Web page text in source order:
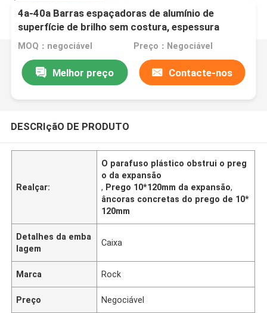
4a-40a Barras espaçadoras de alumínio de
superfície de brilho sem costura, espessura
múltipla, tamanho completo, para vidros duplos
MOQ：negociável Preço：Negociável
Melhor preço Contacte-nos
DESCRIçãO DE PRODUTO
Realçar:
O parafuso plástico obstrui o preg
o da expansão
, Prego 10*120mm da expansão,
âncoras concretas do prego de 10*
120mm
Detalhes da emba
lagem
Caixa
Marca Rock
Preço Negociável